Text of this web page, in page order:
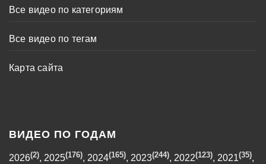
Все видео по категориям
Все видео по тегам
Карта сайта
ВИДЕО ПО ГОДАМ
2026(2), 2025(176), 2024(165), 2023(244), 2022(123), 2021(35),